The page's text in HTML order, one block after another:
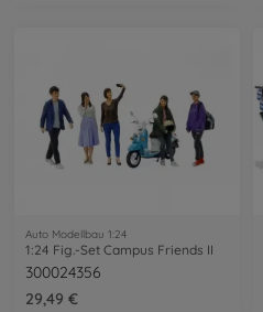
Auto Modellbau 1:24
1:24 Fig.-Set Campus Friends II
300024356
29,49 €